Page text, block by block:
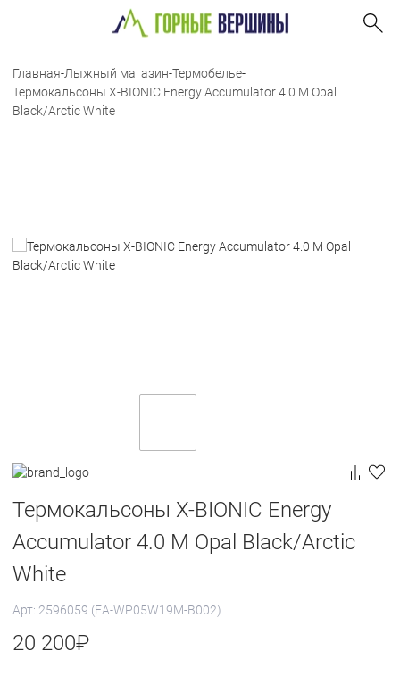
Главная-Лыжный магазин-Термобелье-
Термокальсоны X-BIONIC Energy Accumulator 4.0 M Opal
Black/Arctic White
Термокальсоны X-BIONIC Energy
Accumulator 4.0 M Opal Black/Arctic
White
Арт: 2596059 (EA-WP05W19M-B002)
20 200₽